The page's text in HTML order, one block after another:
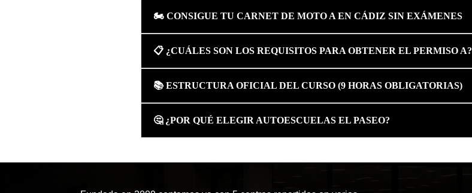
🏍️ CONSIGUE TU CARNET DE MOTO A EN CÁDIZ SIN EXÁMENES
📋 ¿CUÁLES SON LOS REQUISITOS PARA OBTENER EL PERMISO A?
📚 ESTRUCTURA OFICIAL DEL CURSO (9 HORAS OBLIGATORIAS)
🤔 ¿POR QUÉ ELEGIR AUTOESCUELAS EL PASEO?